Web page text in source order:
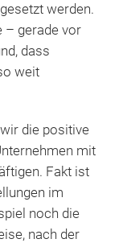
werden.
– gerade vor
dass
weit
die positive
mit
Fakt ist
im
noch die
nach der